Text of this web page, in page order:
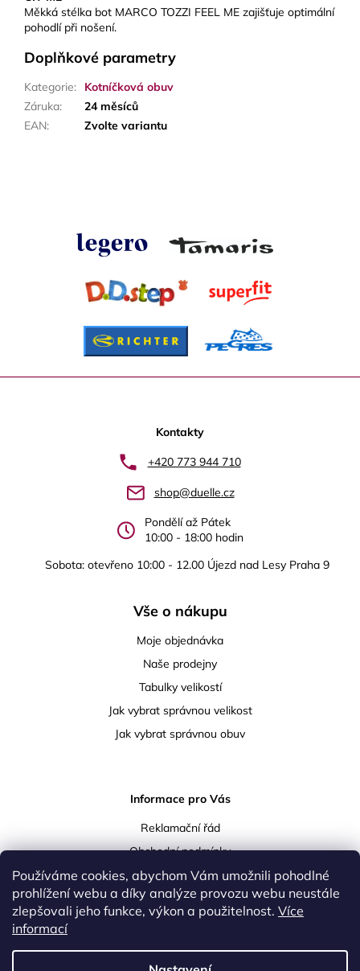
Používáme cookies, abychom Vám umožnili pohodlné
prohlížení webu a díky analýze provozu webu neustále
zlepšovali jeho funkce, výkon a použitelnost. Více
informací
Měkká stélka bot MARCO TOZZI FEEL ME zajišťuje optimální
pohodlí při nošení.
Doplňkové parametry
Kategorie:
Kotníčková obuv
Záruka:
24 měsíců
EAN: Zvolte variantu
Kontakty
+420 773 944 710
shop@duelle.cz
Pondělí až Pátek
10:00 - 18:00 hodin
Sobota: otevřeno 10:00 - 12.00 Újezd nad Lesy Praha 9
Vše o nákupu
Moje objednávka
Naše prodejny
Tabulky velikostí
Jak vybrat správnou velikost
Jak vybrat správnou obuv
Informace pro Vás
Reklamační řád
Obchodní podmínky
Podmínky ochrany osobních údajů
Doprava a platba
Vrácení a reklamace zboží